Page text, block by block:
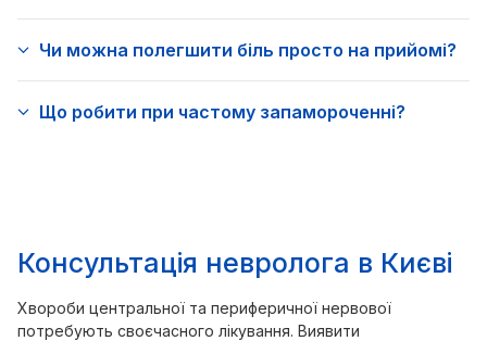
Чи можна полегшити біль просто на прийомі?
Що робити при частому запамороченні?
Консультація невролога в Києві
Хвороби центральної та периферичної нервової
потребують своєчасного лікування. Виявити